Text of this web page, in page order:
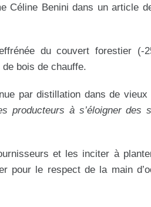
Céline Benini dans un article
du couvert forestier (-
bois de chauffe.
par distillation dans de
producteurs à s’éloigner des
et les inciter à
pour le respect de la main